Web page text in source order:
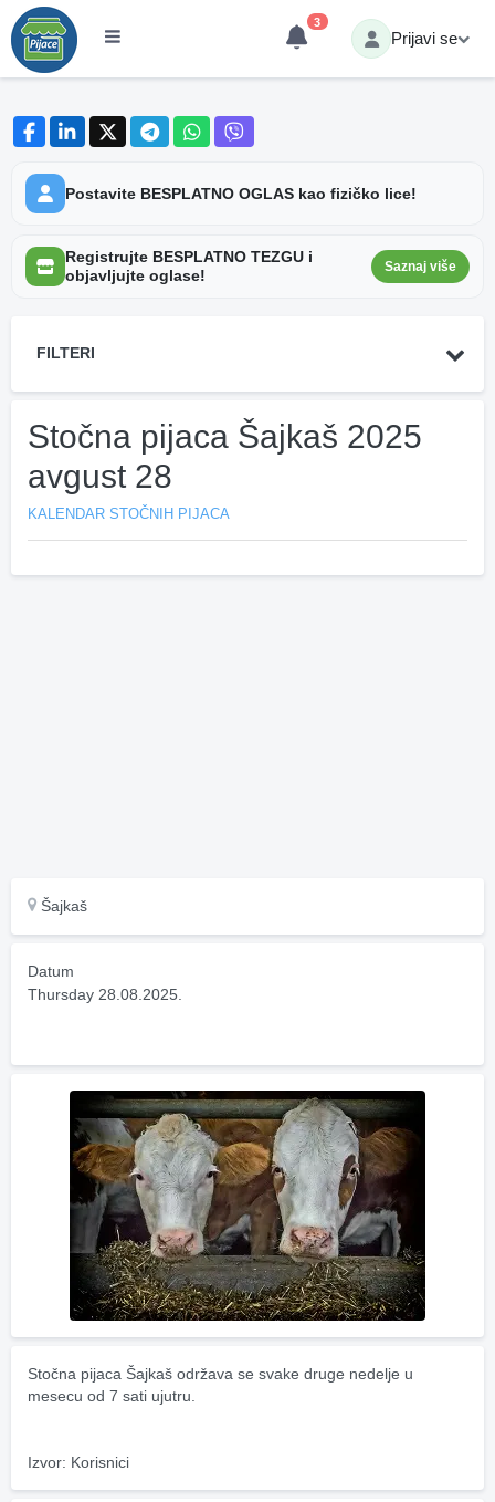
3
Prijavi se
Postavite BESPLATNO OGLAS kao fizičko lice!
Registrujte BESPLATNO TEZGU i
objavljujte oglase!
Saznaj više
FILTERI
Stočna pijaca Šajkaš 2025
avgust 28
KALENDAR STOČNIH PIJACA
Šajkaš
Datum
Thursday 28.08.2025.
Stočna pijaca Šajkaš održava se svake druge nedelje u
mesecu od 7 sati ujutru.
Izvor: Korisnici